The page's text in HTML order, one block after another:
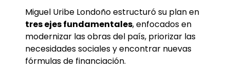
Miguel Uribe Londoño estructuró su plan en
tres ejes fundamentales, enfocados en
modernizar las obras del país, priorizar las
necesidades sociales y encontrar nuevas
fórmulas de financiación.